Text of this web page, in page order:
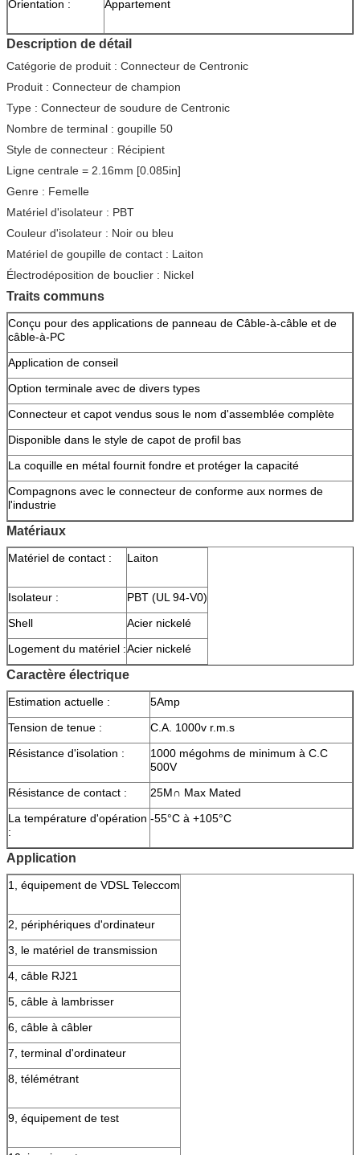
Orientation : Appartement
Description de détail
Catégorie de produit : Connecteur de Centronic
Produit : Connecteur de champion
Type : Connecteur de soudure de Centronic
Nombre de terminal : goupille 50
Style de connecteur : Récipient
Ligne centrale = 2.16mm [0.085in]
Genre : Femelle
Matériel d'isolateur : PBT
Couleur d'isolateur : Noir ou bleu
Matériel de goupille de contact : Laiton
Électrodéposition de bouclier : Nickel
Traits communs
Conçu pour des applications de panneau de Câble-à-câble et de
câble-à-PC
Application de conseil
Option terminale avec de divers types
Connecteur et capot vendus sous le nom d'assemblée complète
Disponible dans le style de capot de profil bas
La coquille en métal fournit fondre et protéger la capacité
Compagnons avec le connecteur de conforme aux normes de
l'industrie
Matériaux
Matériel de contact : Laiton
Isolateur :
PBT (UL 94-V0)
Shell
Acier nickelé
Logement du matériel :Acier nickelé
Caractère électrique
Estimation actuelle :
5Amp
Tension de tenue :
C.A. 1000v r.m.s
Résistance d'isolation :
1000 mégohms de minimum à C.C
500V
Résistance de contact :
25M∩ Max Mated
La température d'opération
:
-55°C à +105°C
Application
1, équipement de VDSL Teleccom
2, périphériques d'ordinateur
3, le matériel de transmission
4, câble RJ21
5, câble à lambrisser
6, câble à câbler
7, terminal d'ordinateur
8, télémétrant
9, équipement de test